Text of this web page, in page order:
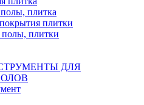
плитка
плитки
полы, плитки
ДЛЯ